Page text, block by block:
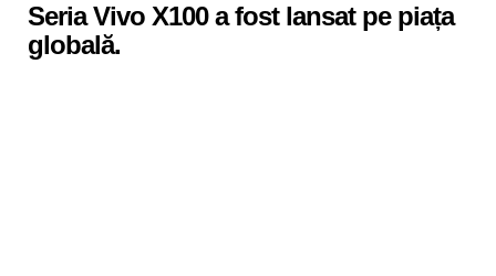
Seria Vivo X100 a fost lansat pe piața
globală.